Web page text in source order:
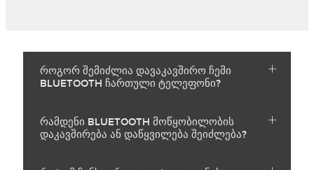
როგორ შემიძლია დავაკავშირო ჩემი
BLUETOOTH ჩართული ტელეფონი?
რამდენი BLUETOOTH მოწყობილობის
დაკავშირება ან დაწყვილება შეიძლება?